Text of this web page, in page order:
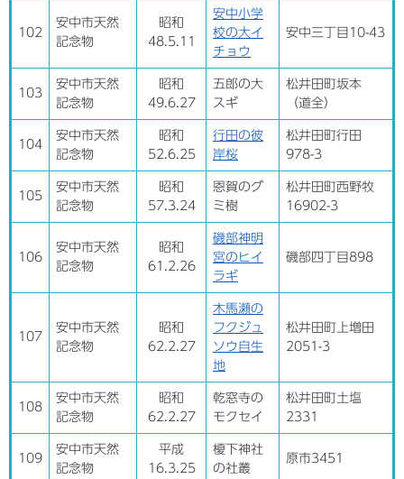
102
安中市天然
記念物
昭和
48.5.11
安中小学
校の大イ
チョウ
安中三丁目10-43
103
安中市天然
記念物
昭和
49.6.27
五郎の大
スギ
松井田町坂本
（道全）
104
安中市天然
記念物
昭和
52.6.25
行田の彼
岸桜
松井田町行田
978-3
105
安中市天然
記念物
昭和
57.3.24
恩賀のグ
ミ樹
松井田町西野牧
16902-3
106
安中市天然
記念物
昭和
61.2.26
磯部神明
宮のヒイ
ラギ
磯部四丁目898
107
安中市天然
記念物
昭和
62.2.27
木馬瀬の
フクジュ
ソウ自生
地
松井田町上増田
2051-3
108
安中市天然
記念物
昭和
62.2.27
乾窓寺の
モクセイ
松井田町土塩
2331
109
安中市天然
記念物
平成
16.3.25
榎下神社
の社叢
原市3451